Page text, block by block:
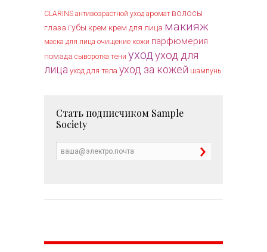
CLARINS антивозрастной уход аромат волосы
глаза губы крем крем для лица макияж
маска для лица очищение кожи парфюмерия
помада сыворотка тени уходуход для
лица уход для тела уход за кожей шампунь
Стать подписчиком Sample
Society